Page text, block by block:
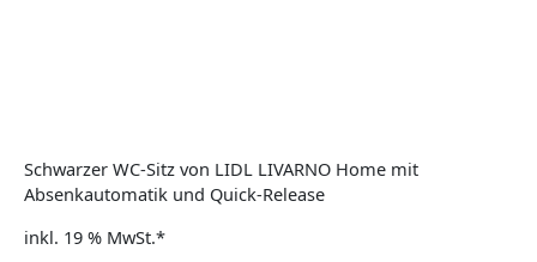
Schwarzer WC-Sitz von LIDL LIVARNO Home mit
Absenkautomatik und Quick-Release
inkl. 19 % MwSt.*